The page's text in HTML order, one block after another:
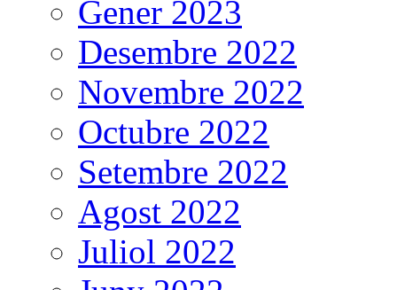
Gener 2023
Desembre 2022
Novembre 2022
Octubre 2022
Setembre 2022
Agost 2022
Juliol 2022